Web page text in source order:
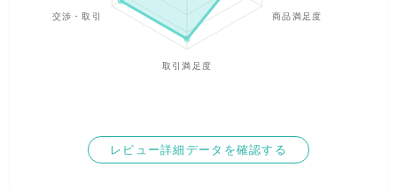
※福袋商品のため、返品・交換はお受けできません。
※掲載写真はイメージです。実際の色・型・ブランドは異なり
れやフリマ転売、イベント景品にもどうぞ!
レビュー詳細データを確認する